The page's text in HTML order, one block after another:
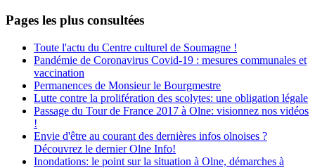
Pages les plus consultées
Toute l'actu du Centre culturel de Soumagne !
Pandémie de Coronavirus Covid-19 : mesures communales et
vaccination
Permanences de Monsieur le Bourgmestre
Lutte contre la prolifération des scolytes: une obligation légale
Passage du Tour de France 2017 à Olne: visionnez nos vidéos
!
Envie d'être au courant des dernières infos olnoises ?
Découvrez le dernier Olne Info!
Inondations: le point sur la situation à Olne, démarches à